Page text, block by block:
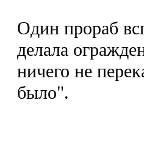
Один прораб
делала
ничего не
было".